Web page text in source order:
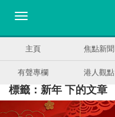
主頁 焦點新聞
有聲專欄 港人觀點
標籤：新年 下的文章